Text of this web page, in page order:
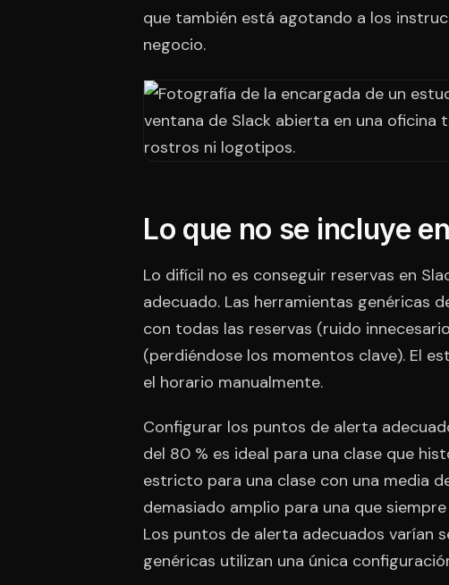
que también está agotando a los
negocio.
Lo que no se incluye
Lo difícil no es conseguir reservas en
adecuado. Las herramientas genéricas
con todas las reservas (ruido
(perdiéndose los momentos clave). El
el horario manualmente.
Configurar los puntos de alerta
del 80 % es ideal para una clase que
estricto para una clase con una media
demasiado amplio para una que
Los puntos de alerta adecuados varían
genéricas utilizan una única